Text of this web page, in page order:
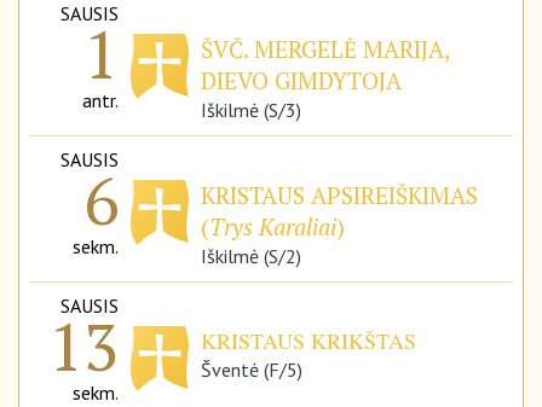
SAUSIS
1
antr.
ŠVČ. MERGELĖ MARIJA,
DIEVO GIMDYTOJA
Iškilmė (S/3)
SAUSIS
6
sekm.
KRISTAUS APSIREIŠKIMAS
(Trys Karaliai)
Iškilmė (S/2)
SAUSIS
13
sekm.
KRISTAUS KRIKŠTAS
Šventė (F/5)